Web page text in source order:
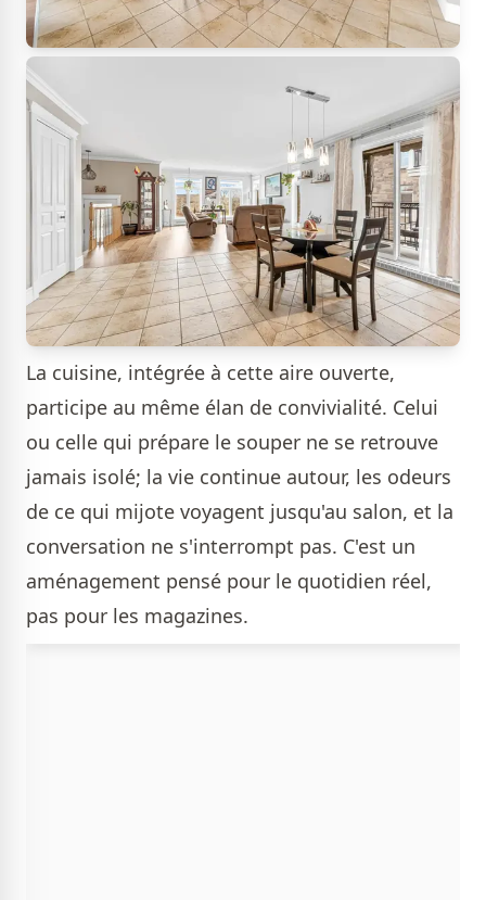
La cuisine, intégrée à cette aire ouverte,
participe au même élan de convivialité. Celui
ou celle qui prépare le souper ne se retrouve
jamais isolé; la vie continue autour, les odeurs
de ce qui mijote voyagent jusqu'au salon, et la
conversation ne s'interrompt pas. C'est un
aménagement pensé pour le quotidien réel,
pas pour les magazines.